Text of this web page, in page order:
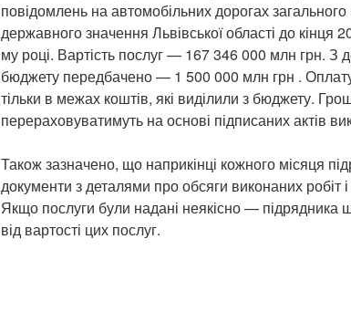
повідомлень на автомобільних дорогах
державного значення Львівської області до кінця
му році. Вартість послуг — 167 346 000 млн грн. З
бюджету передбачено — 1 500 000 млн грн .
тільки в межах коштів, які виділили з бюджету.
перераховуватимуть на основі підписаних актів
Також зазначено, що наприкінці кожного місяця
документи з деталями про обсяги виконаних робіт і
Якщо послуги були надані неякісно —
від вартості цих послуг.